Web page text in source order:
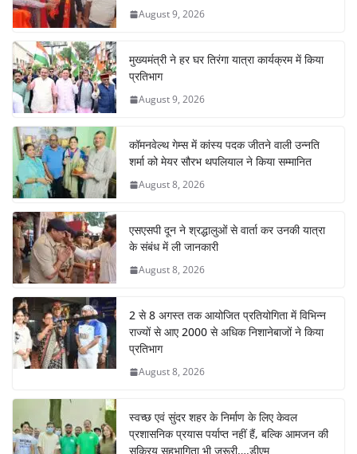
August 9, 2026
मुख्यमंत्री ने हर घर तिरंगा यात्रा कार्यक्रम में किया
प्रतिभाग
August 9, 2026
कॉमनवेल्थ गेम्स में कांस्य पदक जीतने वाली उन्नति
शर्मा को मेयर सौरभ थपलियाल ने किया सम्मानित
August 8, 2026
एसएसपी दून ने श्रद्धालुओं से वार्ता कर उनकी यात्रा
के संबंध में ली जानकारी
August 8, 2026
2 से 8 अगस्त तक आयोजित प्रतियोगिता में विभिन्न
राज्यों से आए 2000 से अधिक निशानेबाजों ने किया
प्रतिभाग
August 8, 2026
स्वच्छ एवं सुंदर शहर के निर्माण के लिए केवल
प्रशासनिक प्रयास पर्याप्त नहीं हैं, बल्कि आमजन की
सक्रिय सहभागिता भी जरूरी….डीएम